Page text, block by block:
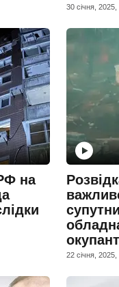
30 сiчня, 2025,
на
22 сiчня, 2025,